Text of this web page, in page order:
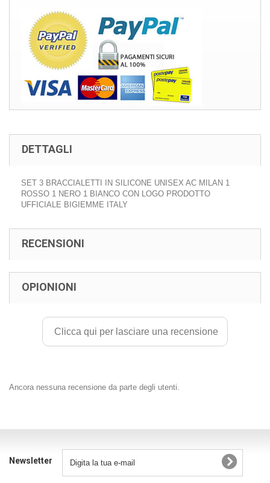
DETTAGLI
SET 3 BRACCIALETTI IN SILICONE UNISEX AC MILAN 1
ROSSO 1 NERO 1 BIANCO CON LOGO PRODOTTO
UFFICIALE BIGIEMME ITALY
RECENSIONI
OPIONIONI
Clicca qui per lasciare una recensione
Ancora nessuna recensione da parte degli utenti.
Newsletter